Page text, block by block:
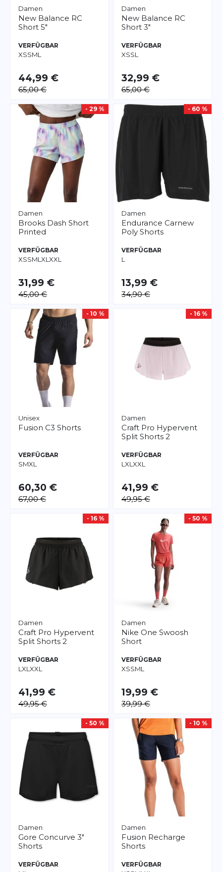
Damen
New Balance RC
Short 5"
VERFÜGBAR
XSSML
44,99 €
65,00 €
Damen
New Balance RC
Short 3"
VERFÜGBAR
XSSL
32,99 €
65,00 €
- 29 %
Damen
Brooks Dash Short
Printed
VERFÜGBAR
XSSML XL XXL
31,99 €
45,00 €
- 60 %
Damen
Endurance Carnew
Poly Shorts
VERFÜGBAR
L
13,99 €
34,90 €
- 10 %
Unisex
Fusion C3 Shorts
VERFÜGBAR
SMXL
60,30 €
67,00 €
- 16 %
Damen
Craft Pro Hypervent
Split Shorts 2
VERFÜGBAR
L XL XXL
41,99 €
49,95 €
- 16 %
Damen
Craft Pro Hypervent
Split Shorts 2
VERFÜGBAR
L XL XXL
41,99 €
49,95 €
- 50 %
Damen
Nike One Swoosh
Short
VERFÜGBAR
XSSML
19,99 €
39,99 €
- 50 %
Damen
Gore Concurve 3"
Shorts
VERFÜGBAR
- 10 %
Damen
Fusion Recharge
Shorts
VERFÜGBAR